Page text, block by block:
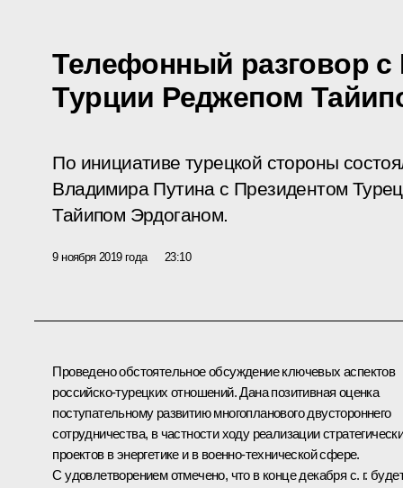
Телефонный разговор с
Турции Реджепом
По инициативе турецкой стороны
Владимира Путина с Президентом
Тайипом Эрдоганом.
9 ноября 2019 года 23:10
Проведено обстоятельное обсуждение ключевых аспектов
российско-турецких отношений. Дана позитивная оценка
поступательному развитию многопланового двустороннего
сотрудничества, в частности ходу реализации
проектов в энергетике и в военно-технической сфере.
С удовлетворением отмечено, что в конце декабря с. г.